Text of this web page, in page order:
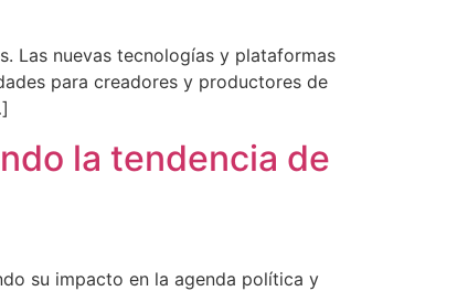
Las nuevas tecnologías y plataformas
para creadores y productores de
la tendencia de
su impacto en la agenda política y